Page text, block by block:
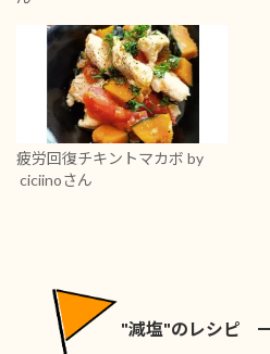
疲労回復チキントマカボ by
ciciinoさん
"減塩"のレシピ